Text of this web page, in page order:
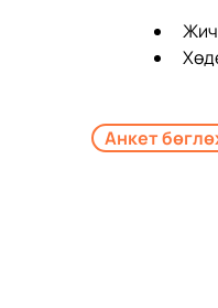
Анкет